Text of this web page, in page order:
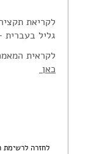
לקריאת
גליל בעברית
לקראית
כאן
לחזרה לרשימת